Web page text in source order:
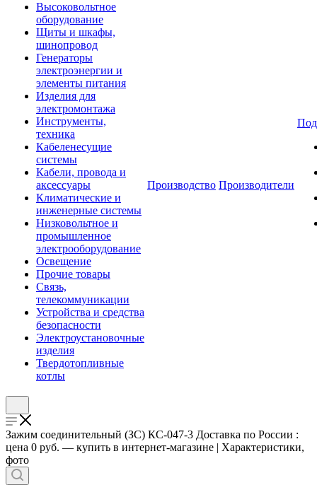
Высоковольтное
оборудование
Щиты и шкафы,
шинопровод
Генераторы
электроэнергии и
элементы питания
Изделия для
электромонтажа
Инструменты,
техника
Кабеленесущие
системы
Кабели, провода и
аксессуары
Климатические и
инженерные системы
Низковольтное и
промышленное
электрооборудование
Освещение
Прочие товары
Связь,
телекоммуникации
Устройства и средства
безопасности
Электроустановочные
изделия
Твердотопливные
котлы
Производство Производители
Зажим соединительный (ЗС) КС-047-3 Доставка по России :
цена 0 руб. — купить в интернет-магазине | Характеристики,
фото